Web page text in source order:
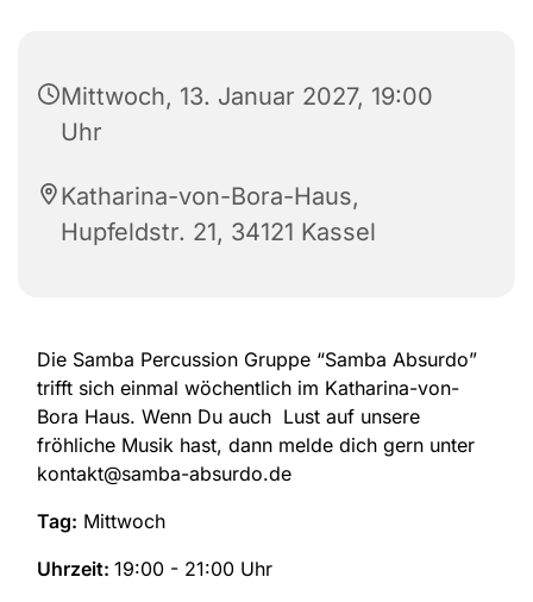
Mittwoch, 13. Januar 2027, 19:00
Uhr
Katharina-von-Bora-Haus,
Hupfeldstr. 21, 34121 Kassel
Die Samba Percussion Gruppe “Samba Absurdo”
trifft sich einmal wöchentlich im Katharina-von-
Bora Haus. Wenn Du auch Lust auf unsere
fröhliche Musik hast, dann melde dich gern unter
kontakt@samba-absurdo.de
Tag: Mittwoch
Uhrzeit: 19:00 - 21:00 Uhr